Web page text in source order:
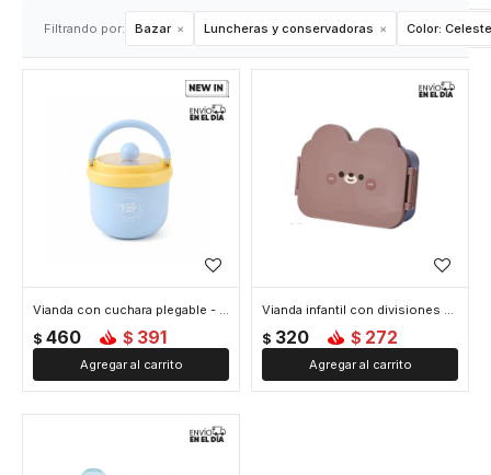
Filtrando por: Bazar Luncheras y conservadoras Color: Celeste
Vianda con cuchara plegable - Celeste
$ 460 $ 391
Vianda infantil con divisiones - Celeste
$ 320 $ 272